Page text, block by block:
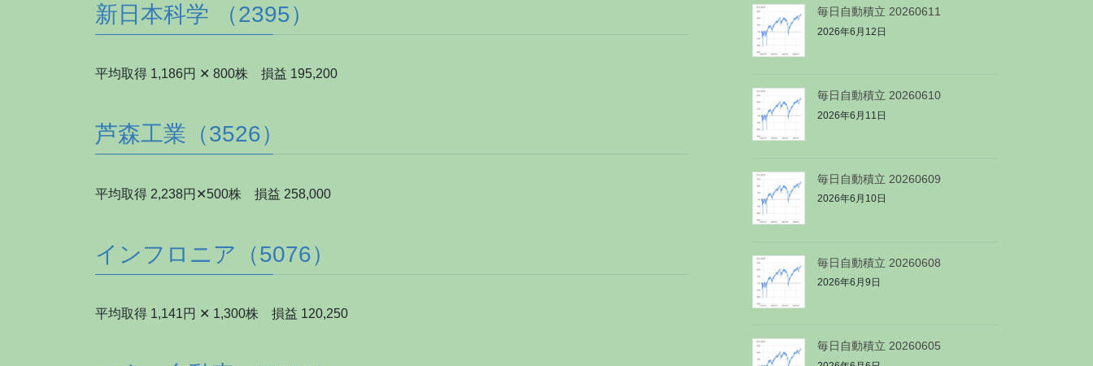
新日本科学 （2395）
平均取得 1,186円 ✕ 800株 損益 195,200
芦森工業（3526）
平均取得 2,238円✕500株 損益 258,000
インフロニア（5076）
平均取得 1,141円 ✕ 1,300株 損益 120,250
毎日自動積立 20260611
2026年6月12日
毎日自動積立 20260610
2026年6月11日
毎日自動積立 20260609
2026年6月10日
毎日自動積立 20260608
2026年6月9日
毎日自動積立 20260605